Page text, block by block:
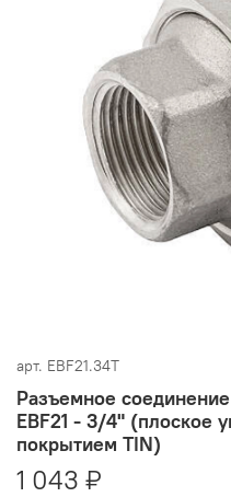
арт. EBF21.34T
Разъемное
EBF21 - 3/4" (плоское
покрытием TIN)
1 043 ₽